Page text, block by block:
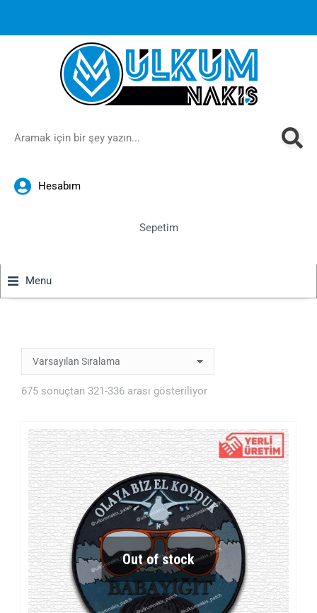
1000 TL ve üzeri siparişlerinizde ücretsiz kargoya ek
İndirimanında sepette!
Hesabım
Sepetim
Menu
675 sonuçtan 321-336 arası gösteriliyor
Out of stock